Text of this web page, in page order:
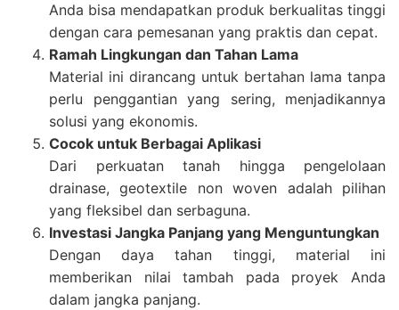
Anda bisa mendapatkan produk berkualitas tinggi
dengan cara pemesanan yang praktis dan cepat.
Ramah Lingkungan dan Tahan Lama
Material ini dirancang untuk bertahan lama tanpa
perlu penggantian yang sering, menjadikannya
solusi yang ekonomis.
Cocok untuk Berbagai Aplikasi
Dari perkuatan tanah hingga pengelolaan
drainase, geotextile non woven adalah pilihan
yang fleksibel dan serbaguna.
Investasi Jangka Panjang yang Menguntungkan
Dengan daya tahan tinggi, material ini
memberikan nilai tambah pada proyek Anda
dalam jangka panjang.